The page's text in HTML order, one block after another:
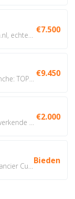
€7.500
€9.450
€2.000
Bieden